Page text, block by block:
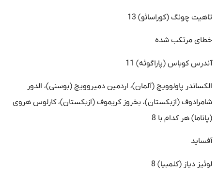
تاهیت چونگ (کوراسائو) 13
خطای مرتکب شده
آندرس کوباس (پاراگوئه) 11
الکساندر پاولوویچ (آلمان)، اردمین دمیروویچ (بوسنی)، الدور
شامرادوف (ازبکستان)، بخروز کریموف (ازبکستان)، کارلوس هروی
(پاناما) هر کدام با 8
آفساید
لوئیز دیاز (کلمبیا) 8